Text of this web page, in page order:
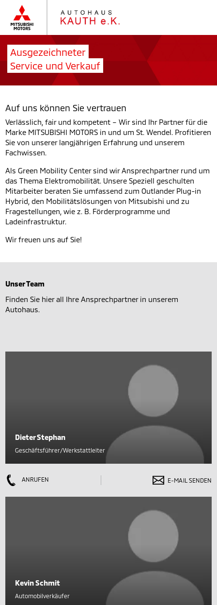
Ausgezeichneter
Service und Verkauf
Auf uns können Sie vertrauen
Verlässlich, fair und kompetent – Wir sind Ihr Partner für die
Marke MITSUBISHI MOTORS in und um St. Wendel. Profitieren
Sie von unserer langjährigen Erfahrung und unserem
Fachwissen.
Als Green Mobility Center sind wir Ansprechpartner rund um
das Thema Elektromobilität. Unsere Speziell geschulten
Mitarbeiter beraten Sie umfassend zum Outlander Plug-in
Hybrid, den Mobilitätslösungen von Mitsubishi und zu
Fragestellungen, wie z. B. Förderprogramme und
Ladeinfrastruktur.
Wir freuen uns auf Sie!
Unser Team
Finden Sie hier all Ihre Ansprechpartner in unserem
Autohaus.
Dieter Stephan
Geschäftsführer/Werkstattleiter
ANRUFEN E-MAIL SENDEN
Kevin Schmit
Automobilverkäufer